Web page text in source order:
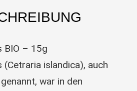
BIO – 15g
islandica), auch
war in den